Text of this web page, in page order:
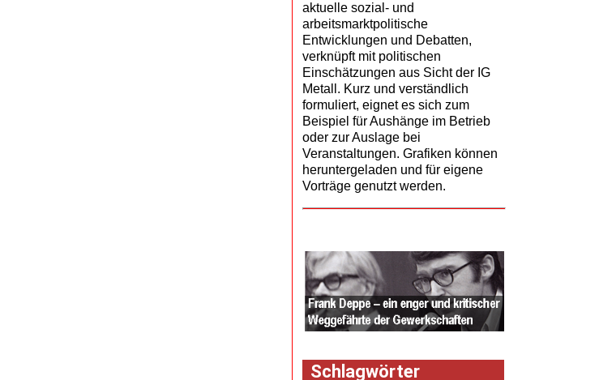
aktuelle sozial- und
arbeitsmarktpolitische
Entwicklungen und Debatten,
verknüpft mit politischen
Einschätzungen aus Sicht der IG
Metall. Kurz und verständlich
formuliert, eignet es sich zum
Beispiel für Aushänge im Betrieb
oder zur Auslage bei
Veranstaltungen. Grafiken können
heruntergeladen und für eigene
Vorträge genutzt werden.
Schlagwörter